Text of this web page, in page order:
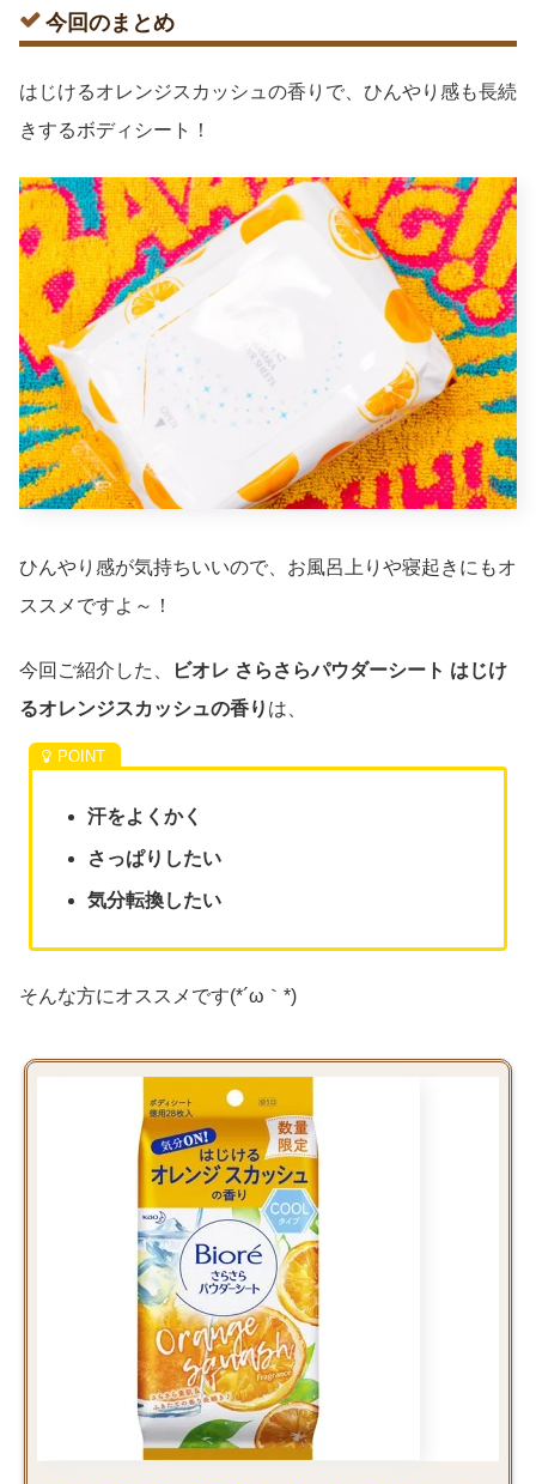
今回のまとめ
はじけるオレンジスカッシュの香りで、ひんやり感も長続
きするボディシート！
ひんやり感が気持ちいいので、お風呂上りや寝起きにもオ
ススメですよ～！
今回ご紹介した、
ビオレ さらさらパウダーシート はじけ
るオレンジスカッシュの香り は、
汗をよくかく
さっぱりしたい
気分転換したい
そんな方にオススメです(*´ω｀*)